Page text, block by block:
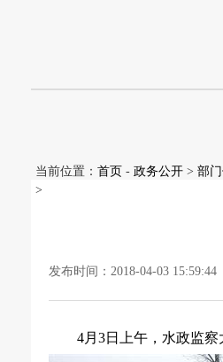
当前位置： 首页 - 政务公开 > 部
>
发布时间：2018-04-03
4月 3日 上午，水政监